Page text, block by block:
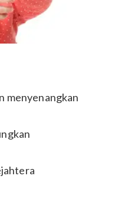
menyenangkan